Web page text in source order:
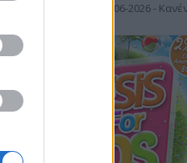
19-06-2026 -